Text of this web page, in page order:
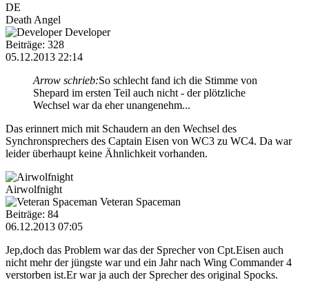
DE
Death Angel
Developer
Beiträge: 328
05.12.2013 22:14
Arrow schrieb:So schlecht fand ich die Stimme von
Shepard im ersten Teil auch nicht - der plötzliche
Wechsel war da eher unangenehm...
Das erinnert mich mit Schaudern an den Wechsel des
Synchronsprechers des Captain Eisen von WC3 zu WC4. Da war
leider überhaupt keine Ähnlichkeit vorhanden.
Airwolfnight
Veteran Spaceman
Beiträge: 84
06.12.2013 07:05
Jep,doch das Problem war das der Sprecher von Cpt.Eisen auch
nicht mehr der jüngste war und ein Jahr nach Wing Commander 4
verstorben ist.Er war ja auch der Sprecher des original Spocks.